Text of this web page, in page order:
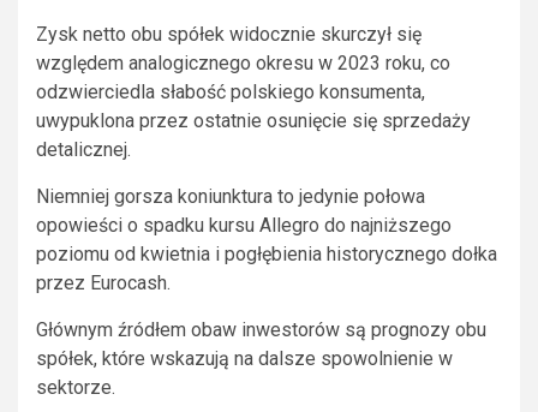
Zysk netto obu spółek widocznie skurczył się
względem analogicznego okresu w 2023 roku, co
odzwierciedla słabość polskiego konsumenta,
uwypuklona przez ostatnie osunięcie się sprzedaży
detalicznej.
Niemniej gorsza koniunktura to jedynie połowa
opowieści o spadku kursu Allegro do najniższego
poziomu od kwietnia i pogłębienia historycznego dołka
przez Eurocash.
Głównym źródłem obaw inwestorów są prognozy obu
spółek, które wskazują na dalsze spowolnienie w
sektorze.